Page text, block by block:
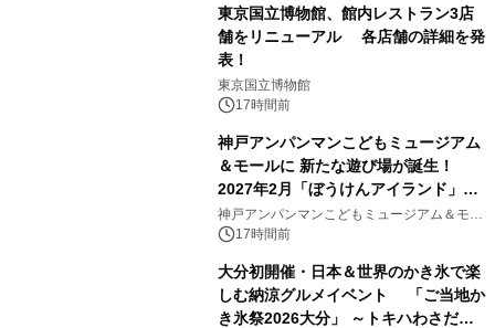
東京国立博物館、館内レストラン3店
舗をリニューアル 各店舗の詳細を発
表！
東京国立博物館
17時間前
神戸アンパンマンこどもミュージアム
＆モールに 新たな遊び場が誕生！
2027年2月「ぼうけんアイランド」が
オープン
神戸アンパンマンこどもミュージアム＆モー
ル 17時間前
大分初開催・日本＆世界のかき氷で楽
しむ納涼グルメイベント 「ご当地か
き氷祭2026大分」 ～トキハわさだタ